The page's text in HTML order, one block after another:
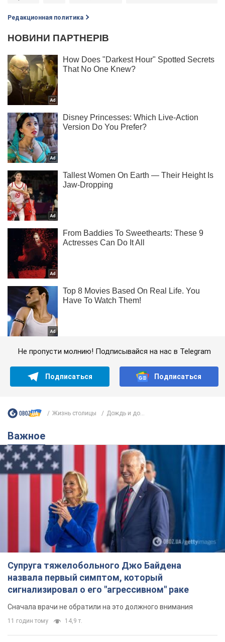
Редакционная политика
Не пропусти молнию! Подписывайся на нас в Telegram
Подписаться Подписаться
Жизнь столицы Дождь и до...
Важное
Супруга тяжелобольного Джо Байдена
назвала первый симптом, который
сигнализировал о его "агрессивном" раке
Сначала врачи не обратили на это должного внимания
11 годин тому 14,9 т.